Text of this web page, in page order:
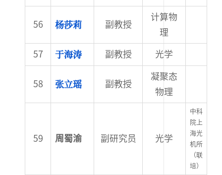
杨莎莉 副教授
计算物
理
于海涛 副教授 光学
张立瑶 副教授
凝聚态
物理
周蜀渝 副研究员 光学
中科
院上
海光
机所
（联
培）